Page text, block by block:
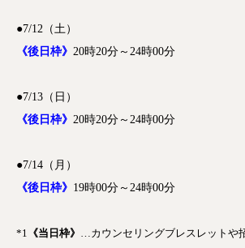
●7/12（土）
《後日枠》 20時20分～24時00分
●7/13（日）
《後日枠》 20時20分～24時00分
●7/14（月）
《後日枠》 19時00分～24時00分
*1 《当日枠》
…カウンセリングブレスレットや